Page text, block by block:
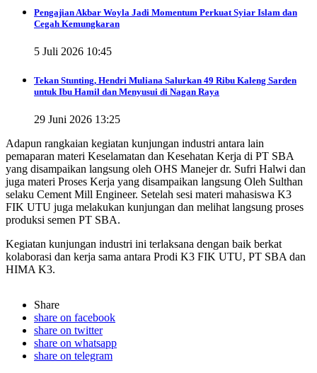
Pengajian Akbar Woyla Jadi Momentum Perkuat Syiar Islam dan
Cegah Kemungkaran
5 Juli 2026 10:45
Tekan Stunting, Hendri Muliana Salurkan 49 Ribu Kaleng Sarden
untuk Ibu Hamil dan Menyusui di Nagan Raya
29 Juni 2026 13:25
Adapun rangkaian kegiatan kunjungan industri antara lain
pemaparan materi Keselamatan dan Kesehatan Kerja di PT SBA
yang disampaikan langsung oleh OHS Manejer dr. Sufri Halwi dan
juga materi Proses Kerja yang disampaikan langsung Oleh Sulthan
selaku Cement Mill Engineer. Setelah sesi materi mahasiswa K3
FIK UTU juga melakukan kunjungan dan melihat langsung proses
produksi semen PT SBA.
Kegiatan kunjungan industri ini terlaksana dengan baik berkat
kolaborasi dan kerja sama antara Prodi K3 FIK UTU, PT SBA dan
HIMA K3.
Share
share on facebook
share on twitter
share on whatsapp
share on telegram